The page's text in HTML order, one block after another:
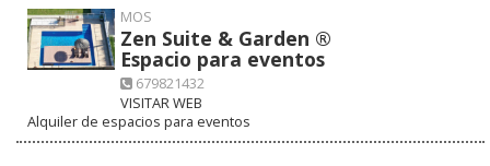
MOS
Zen Suite & Garden ®
Espacio para eventos
679821432
VISITAR WEB
Alquiler de espacios para eventos